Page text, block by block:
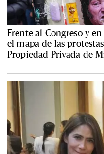
Frente al Congreso y
el mapa de las
Propiedad Privada de